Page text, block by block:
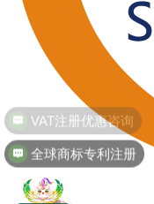
VAT注册优惠咨询
全球商标专利注册